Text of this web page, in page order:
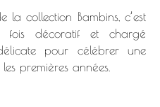
collection Bambins, c’est
décoratif et chargé
pour célébrer une
premières années.